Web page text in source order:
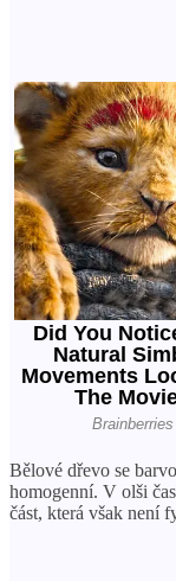
Bělové dřevo se
homogenní. V olši
část, která však není